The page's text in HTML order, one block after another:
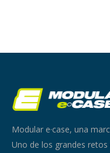
Modular e·case, una
Uno de los grandes